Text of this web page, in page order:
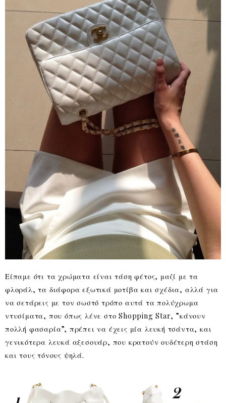
Είπαμε ότι τα χρώματα είναι τάση φέτος, μαζί με τα
φλοράλ, τα διάφορα εξωτικά μοτίβα και σχέδια, αλλά για
να σετάρεις με τον σωστό τρόπο αυτά τα πολύχρωμα
ντυσίματα, που όπως λένε στο Shopping Star, ”κάνουν
πολλή φασαρία”, πρέπει να έχεις μία λευκή τσάντα, και
γενικότερα λευκά αξεσουάρ, που κρατούν ουδέτερη στάση
και τους τόνους ψηλά.